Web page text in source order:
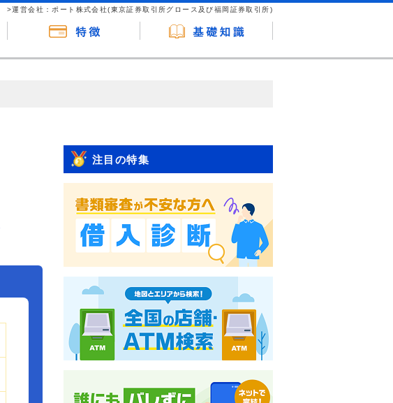
>運営会社：ポート株式会社(東京証券取引所グロース及び福岡証券取引所)
注目の特集